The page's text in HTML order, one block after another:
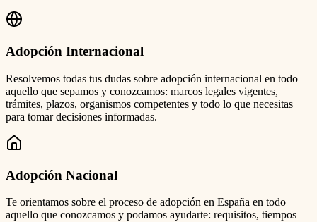
Adopción Internacional
Resolvemos todas tus dudas sobre adopción internacional en todo
aquello que sepamos y conozcamos: marcos legales vigentes,
trámites, plazos, organismos competentes y todo lo que necesitas
para tomar decisiones informadas.
Adopción Nacional
Te orientamos sobre el proceso de adopción en España en todo
aquello que conozcamos y podamos ayudarte: requisitos, tiempos